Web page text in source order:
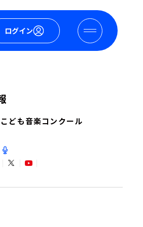
ログイン
こども音楽コンクール